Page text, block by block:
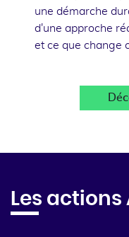
une démarche
d'une approche
et ce que change
Les actions